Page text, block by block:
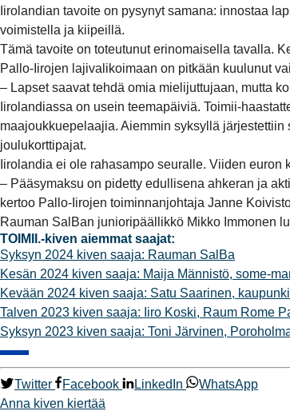
Iirolandian tavoite on pysynyt samana: innostaa
voimistella ja kiipeillä.
Tämä tavoite on toteutunut erinomaisella tavalla.
Pallo-Iirojen lajivalikoimaan on pitkään kuulunut
– Lapset saavat tehdä omia mielijuttujaan, mutta
Iirolandiassa on usein teemapäiviä. Toimii-
maajoukkuepelaajia. Aiemmin syksyllä
joulukorttipajat.
Iirolandia ei ole rahasampo seuralle. Viiden
– Pääsymaksu on pidetty edullisena ahkeran ja
kertoo Pallo-Iirojen toiminnanjohtaja Janne
Rauman SalBan junioripäällikkö Mikko Immonen
TOIMII.-kiven aiemmat saajat:
Syksyn 2024 kiven saaja: Rauman SalBa
Kesän 2024 kiven saaja: Maija Männistö, some-
Kevään 2024 kiven saaja: Satu Saarinen,
Talven 2023 kiven saaja: Iiro Koski, Raum Rome
Syksyn 2023 kiven saaja: Toni Järvinen,
Twitter Facebook LinkedIn
WhatsApp
Anna kiven kiertää